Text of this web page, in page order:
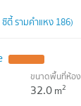
ตี้ รามคำแหง 186)
ขนาดพื้นที่ห้อง
32.0m2